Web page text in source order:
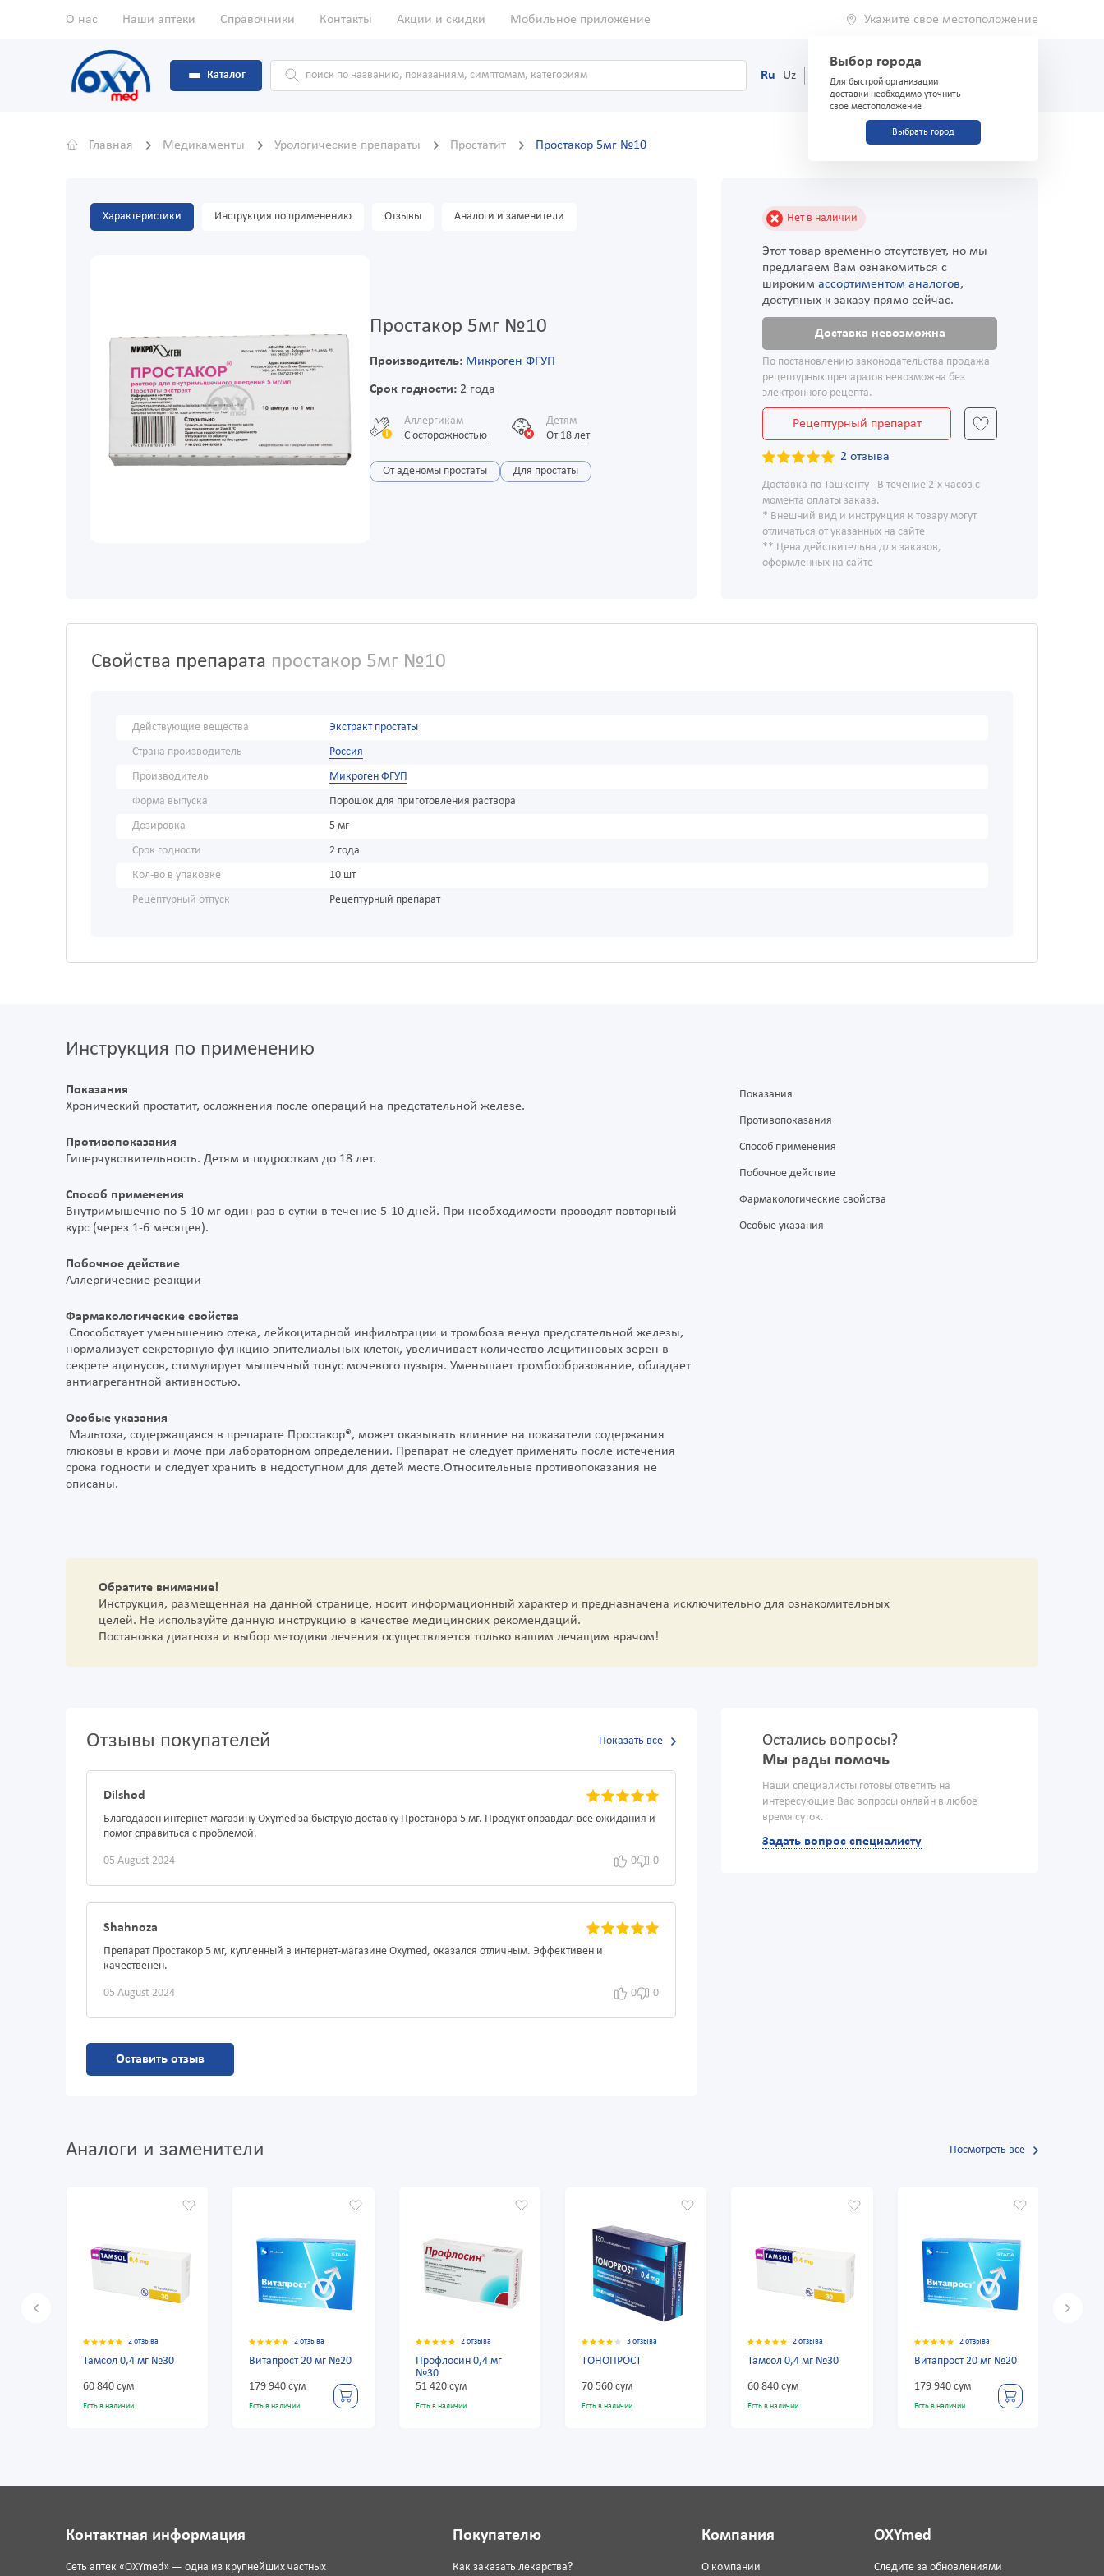
О нас Наши аптеки Справочники Контакты Акции и скидки Мобильное приложение Укажите свое местоположение
Выбор города
Для быстрой организации
доставки необходимо уточнить
свое местоположение
Выбрать город
Каталог Ru Uz (71) 200-03-03
Главная Медикаменты Урологические препараты Простатит Простакор 5мг №10
Характеристики Инструкция по применению Отзывы Аналоги и заменители
Простакор 5мг №10
Производитель: Микроген ФГУП
Срок годности:2 года
Аллергикам
С осторожностью
Детям
От 18 лет
От аденомы простаты Для простаты
Нет в наличии
Этот товар временно отсутствует, но мы
предлагаем Вам ознакомиться с
широким ассортиментом аналогов,
доступных к заказу прямо сейчас.
Доставка невозможна
По постановлению законодательства продажа
рецептурных препаратов невозможна без
электронного рецепта.
Рецептурный препарат
2 отзыва
Доставка по Ташкенту - В течение 2-х часов с
момента оплаты заказа.
* Внешний вид и инструкция к товару могут
отличаться от указанных на сайте
** Цена действительна для заказов,
оформленных на сайте
Свойства препарата простакор 5мг №10
Действующие вещества
Экстракт простаты
Страна производитель
Россия
Производитель
Микроген ФГУП
Форма выпуска
Порошок для приготовления раствора
Дозировка
5 мг
Срок годности
2 года
Кол-во в упаковке
10 шт
Рецептурный отпуск
Рецептурный препарат
Инструкция по применению
Показания
Хронический простатит, осложнения после операций на предстательной железе.
Противопоказания
Гиперчувствительность. Детям и подросткам до 18 лет.
Способ применения
Внутримышечно по 5-10 мг один раз в сутки в течение 5-10 дней. При необходимости проводят повторный
курс (через 1-6 месяцев).
Побочное действие
Аллергические реакции
Фармакологические свойства
Способствует уменьшению отека, лейкоцитарной инфильтрации и тромбоза венул предстательной железы,
нормализует секреторную функцию эпителиальных клеток, увеличивает количество лецитиновых зерен в
секрете ацинусов, стимулирует мышечный тонус мочевого пузыря. Уменьшает тромбообразование, обладает
антиагрегантной активностью.
Особые указания
Мальтоза, содержащаяся в препарате Простакор®, может оказывать влияние на показатели содержания
глюкозы в крови и моче при лабораторном определении. Препарат не следует применять после истечения
срока годности и следует хранить в недоступном для детей месте.Относительные противопоказания не
описаны.
Показания
Противопоказания
Способ применения
Побочное действие
Фармакологические свойства
Особые указания
Обратите внимание!
Инструкция, размещенная на данной странице, носит информационный характер и предназначена исключительно для ознакомительных
целей. Не используйте данную инструкцию в качестве медицинских рекомендаций.
Постановка диагноза и выбор методики лечения осуществляется только вашим лечащим врачом!
Отзывы покупателей Показать все
Dilshod
Благодарен интернет-магазину Oxymed за быструю доставку Простакора 5 мг. Продукт оправдал все ожидания и
помог справиться с проблемой.
05 August 2024 0 0
Shahnoza
Препарат Простакор 5 мг, купленный в интернет-магазине Oxymed, оказался отличным. Эффективен и
качественен.
05 August 2024 0 0
Оставить отзыв
Остались вопросы?
Мы рады помочь
Наши специалисты готовы ответить на
интересующие Вас вопросы онлайн в любое
время суток.
Задать вопрос специалисту
Аналоги и заменители Посмотреть все
0,4 мг №30 Витапрост 20 мг №20
Профлосин 0,4 мг
51 420 сум
Есть в наличии
ТОНОПРОСТ Тамсол 0,4 мг №30 Витапрост 20 мг №20
Профлосин 0,4 мг
51 420 сум
Есть в наличии
Контактная информация
Сеть аптек «OXYmed» — одна из крупнейших частных
Покупателю
Как заказать лекарства?
Компания
О компании
OXYmed
Следите за обновлениями